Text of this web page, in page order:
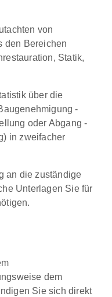
von
den Bereichen
Statik,
über die
-
oder Abgang -
in zweifacher
an die zuständige
Unterlagen Sie für
dem
Sie sich direkt